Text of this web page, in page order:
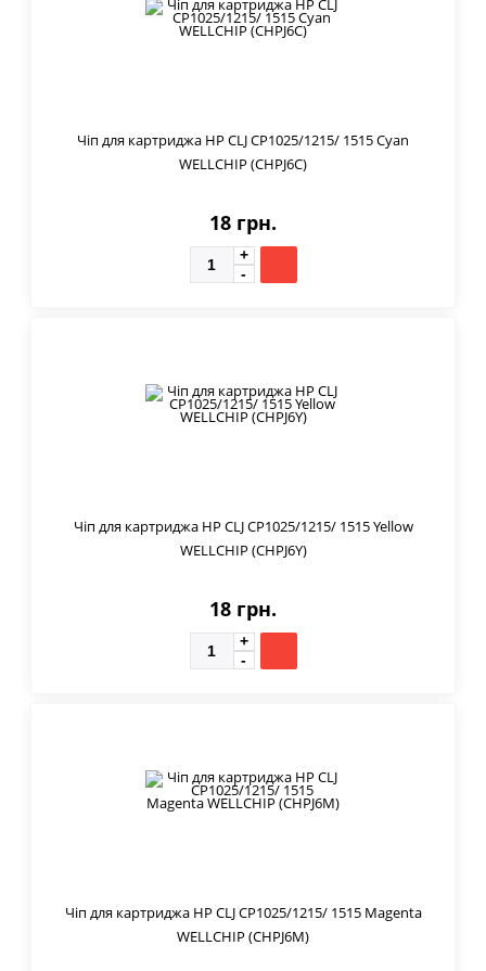
Чіп для картриджа HP CLJ CP1025/1215/ 1515 Cyan
WELLCHIP (CHPJ6C)
18 грн.
Чіп для картриджа HP CLJ CP1025/1215/ 1515 Yellow
WELLCHIP (CHPJ6Y)
18 грн.
Чіп для картриджа HP CLJ CP1025/1215/ 1515 Magenta
WELLCHIP (CHPJ6M)